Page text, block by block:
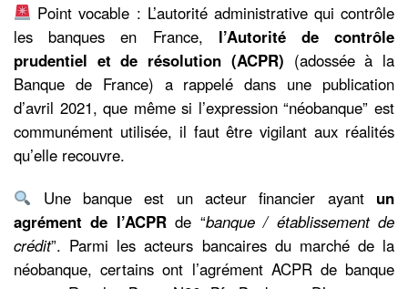
Point vocable : L’autorité administrative qui contrôle
les banques en France, l’Autorité de contrôle
prudentiel et de résolution (ACPR) (adossée à la
Banque de France) a rappelé dans une publication
d’avril 2021, que même si l’expression “néobanque” est
communément utilisée, il faut être vigilant aux réalités
qu’elle recouvre.
Une banque est un acteur financier ayant un
agrément de l’ACPRde “banque / établissement de
crédit”. Parmi les acteurs bancaires du marché de la
néobanque, certains ont l’agrément ACPR de banque